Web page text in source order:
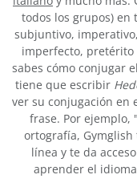
todos los grupos) en
subjuntivo,
imperfecto, pretérito
sabes cómo conjugar
tiene que escribir
ver su conjugación en
frase. Por ejemplo,
ortografía,
línea y te da
aprender el